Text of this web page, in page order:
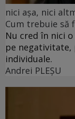
nici așa, nici
Cum trebuie să
Nu cred în nici
pe negativitate,
individuale.
Andrei PLEŞU